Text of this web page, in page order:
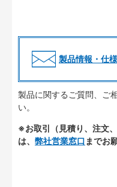
製品情報・仕
製品に関するご質問、ご
い。
※お取引（見積り、注文
は、 弊社営業窓口 までお